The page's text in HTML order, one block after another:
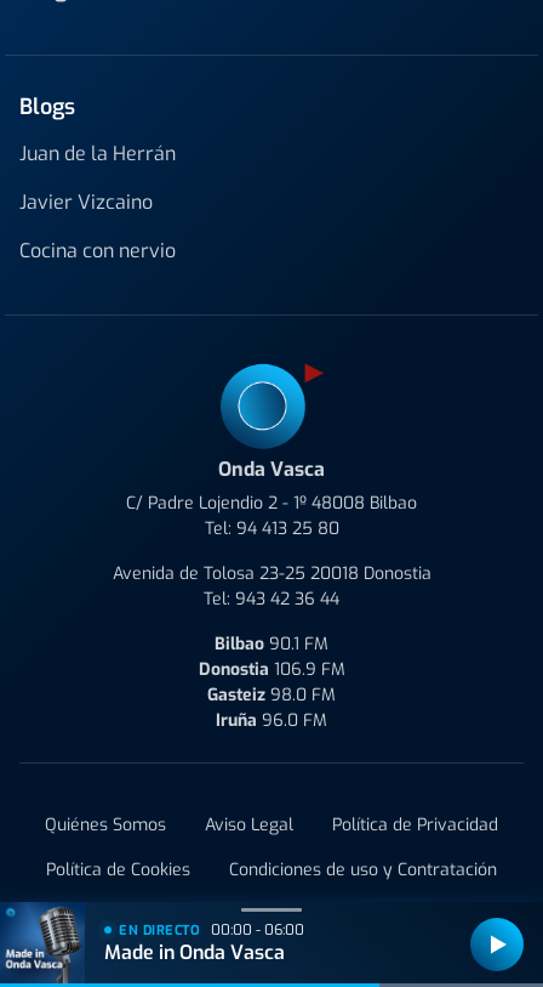
Blogs
Juan de la Herrán
Javier Vizcaino
Cocina con nervio
Onda Vasca
C/ Padre Lojendio 2 - 1º 48008 Bilbao
Tel: 94 413 25 80
Avenida de Tolosa 23-25 20018 Donostia
Tel: 943 42 36 44
Bilbao 90.1 FM
Donostia 106.9 FM
Gasteiz 98.0 FM
Iruña 96.0 FM
Quiénes Somos Aviso Legal
Política de Privacidad
Política de Cookies
Condiciones de uso y Contratación
Administrar Utiq
EN DIRECTO 00:00 - 06:00
Made in Onda Vasca